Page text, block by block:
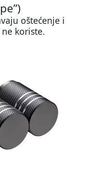
oštećenje i
koriste.